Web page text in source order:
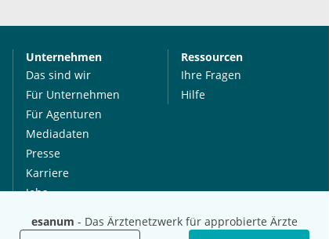
esanum - Das Ärztenetzwerk für approbierte Ärzte
Unternehmen
Das sind wir
Für Unternehmen
Für Agenturen
Mediadaten
Presse
Karriere
Jobs
Ressourcen
Ihre Fragen
Hilfe
International Social Media